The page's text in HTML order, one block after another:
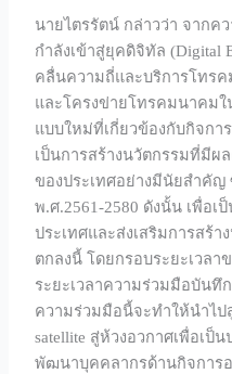
นายไตรรัตน์ กล่าวว่า จากค
กำลังเข้าสู่ยุคดิจิทัล (Digital
คลื่นความถี่และบริการโทร
และโครงข่ายโทรคมนาคมใ
แบบใหม่ที่เกี่ยวข้องกับกิจกา
เป็นการสร้างนวัตกรรมที่มี
ของประเทศอย่างมีนัยสำคั
พ.ศ.2561-2580 ดังนั้น เพื่อ
ประเทศและส่งเสริมการสร้
ตกลงนี้ โดยกรอบระยะเวล
ระยะเวลาความร่วมมือบันทึ
ความร่วมมือนี้จะทำให้นำไป
satellite สู่ห้วงอวกาศเพื่อเป็
พัฒนาบุคคลากรด้านกิจการ